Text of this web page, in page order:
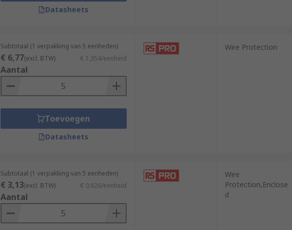
Datasheets
Subtotaal (1 verpakking van 5 eenheden)
€ 6,77(excl. BTW) € 1,354/eenheid
Aantal
Toevoegen
Datasheets
Wire Protection
Subtotaal (1 verpakking van 5 eenheden)
€ 3,13(excl. BTW) € 0,626/eenheid
Aantal
Wire
Protection,Enclose
d